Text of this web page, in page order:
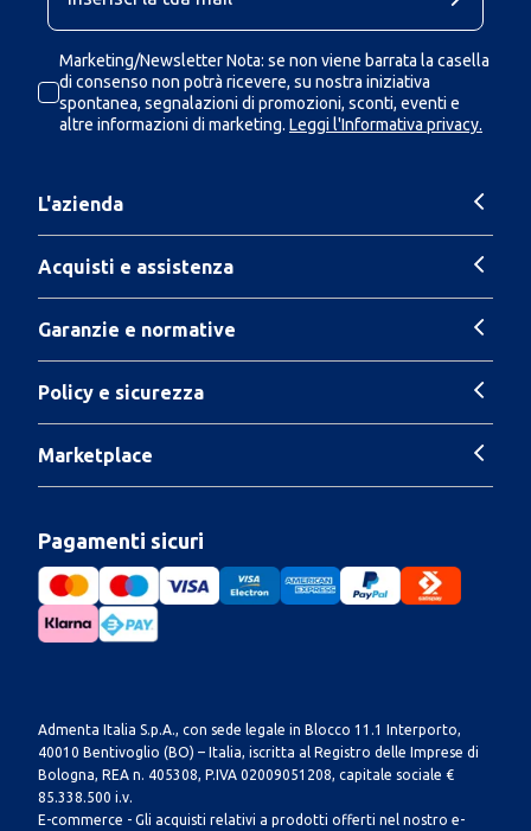
Marketing/Newsletter Nota: se non viene barrata la casella
di consenso non potrà ricevere, su nostra iniziativa
spontanea, segnalazioni di promozioni, sconti, eventi e
altre informazioni di marketing. Leggi l'Informativa privacy.
L'azienda
Acquisti e assistenza
Garanzie e normative
Policy e sicurezza
Marketplace
Pagamenti sicuri
Admenta Italia S.p.A., con sede legale in Blocco 11.1 Interporto,
40010 Bentivoglio (BO) – Italia, iscritta al Registro delle Imprese di
Bologna, REA n. 405308, P.IVA 02009051208, capitale sociale €
85.338.500 i.v.
E-commerce - Gli acquisti relativi a prodotti offerti nel nostro e-